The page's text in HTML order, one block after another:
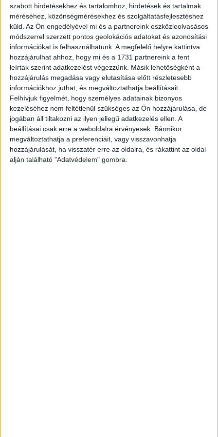
szabott hirdetésekhez és tartalomhoz, hirdetések és tartalmak
méréséhez, közönségmérésekhez és szolgáltatásfejlesztéshez
küld. Az Ön engedélyével mi és a partnereink eszközleolvasásos
módszerrel szerzett pontos geolokációs adatokat és azonosítási
információkat is felhasználhatunk. A megfelelő helyre kattintva
hozzájárulhat ahhoz, hogy mi és a 1731 partnereink a fent
leírtak szerint adatkezelést végezzünk. Másik lehetőségként a
hozzájárulás megadása vagy elutasítása előtt részletesebb
információkhoz juthat, és megváltoztathatja beállításait.
Felhívjuk figyelmét, hogy személyes adatainak bizonyos
kezeléséhez nem feltétlenül szükséges az Ön hozzájárulása, de
jogában áll tiltakozni az ilyen jellegű adatkezelés ellen. A
beállításai csak erre a weboldalra érvényesek. Bármikor
megváltoztathatja a preferenciáit, vagy visszavonhatja
hozzájárulását, ha visszatér erre az oldalra, és rákattint az oldal
alján található "Adatvédelem" gombra.
figyelmét.
Hirdetés
A villában ezzel megborult az addig kialakult egyensúly,
főleg akkor, amikor András már az első reggelen kettesben
hívta programra Évát.
A randi azonban korántsem volt botránymentes: Kiara és
Antal Ginaugyanis nem bírták megállni, hogy ne figyeljék
titokban a párt. A leskelődés, a feszengő megjegyzések és